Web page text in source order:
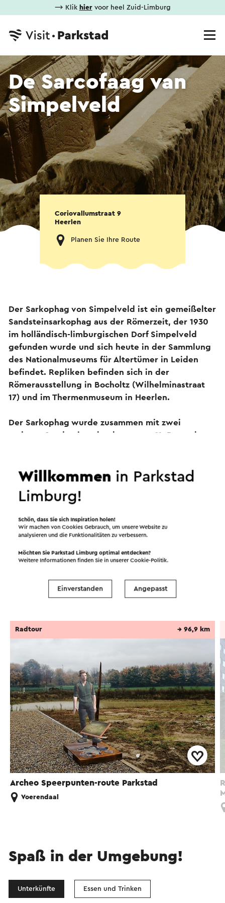
⟶ Klik hiervoor heel Zuid-Limburg
De Sarcofaag van
Simpelveld
Coriovallumstraat 9
Heerlen
Planen Sie Ihre Route
Der Sarkophag von Simpelveld ist ein gemeißelter
Sandsteinsarkophag aus der Römerzeit, der 1930
im holländisch-limburgischen Dorf Simpelveld
gefunden wurde und sich heute in der Sammlung
des Nationalmuseums für Altertümer in Leiden
befindet. Repliken befinden sich in der
Römerausstellung in Bocholtz (Wilhelminastraat
17) und im Thermenmuseum in Heerlen.
Der Sarkophag wurde zusammen mit zwei
anderen Sandsteinsarkophagen am 11. Dezember
seinem Grundstück in der Stampstraat im Zentrum
worden. Der dritte, der als „Sarkophag von
Simpelveld“ bekannt wurde, enthielt noch eine
Reihe von Grabbeigaben: etwas Goldschmuck,
einen Silberspiegel, eine Glasphiole, eine
Dieser Text wurde mit Hilfe eines Online-
Weiter lesen
Routen in der Region
Radfahren Wandern
Archeo Speerpunten-route Parkstad
Radtour → 96,9 km
Voerendaal
Spaß in der Umgebung!
Unterkünfte Essen und Trinken
Willkommen in Parkstad
Limburg!
Schön, dass Sie sich Inspiration holen!
Wir machen von Cookies Gebrauch, um unsere Website zu
analysieren und die Funktionalitäten zu verbessern.
Möchten Sie Parkstad Limburg optimal entdecken?
Weitere Informationen finden Sie in unsererCookie-Politik.
Einverstanden Angepasst